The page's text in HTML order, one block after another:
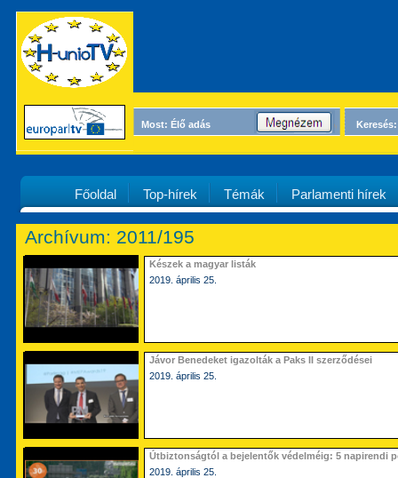
Most: Élő adás Keresés:
Főoldal Top-hírek Témák Parlamenti hírek
Archívum: 2011/195
Készek a magyar listák
2019. április 25.
Jávor Benedeket igazolták a Paks II szerződései
2019. április 25.
Útbiztonságtól a bejelentők védelméig: 5 napirendi
2019. április 25.